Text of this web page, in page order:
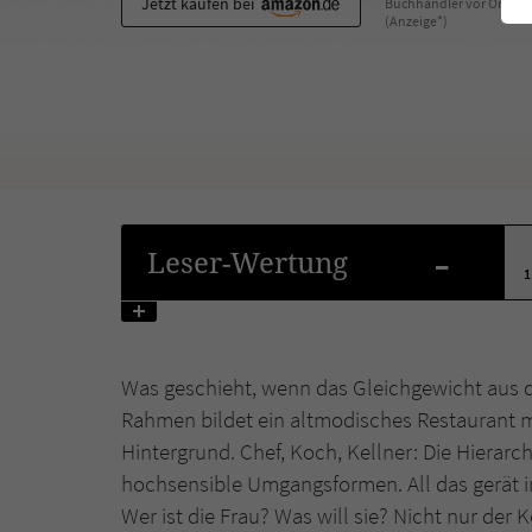
(Anzeige*)
Leser-Wertung -
1
Was geschieht, wenn das Gleichgewicht aus
Rahmen bildet ein altmodisches Restaurant
Hintergrund. Chef, Koch, Kellner: Die
hochsensible Umgangsformen. All das
Wer ist die Frau? Was will sie? Nicht nur der